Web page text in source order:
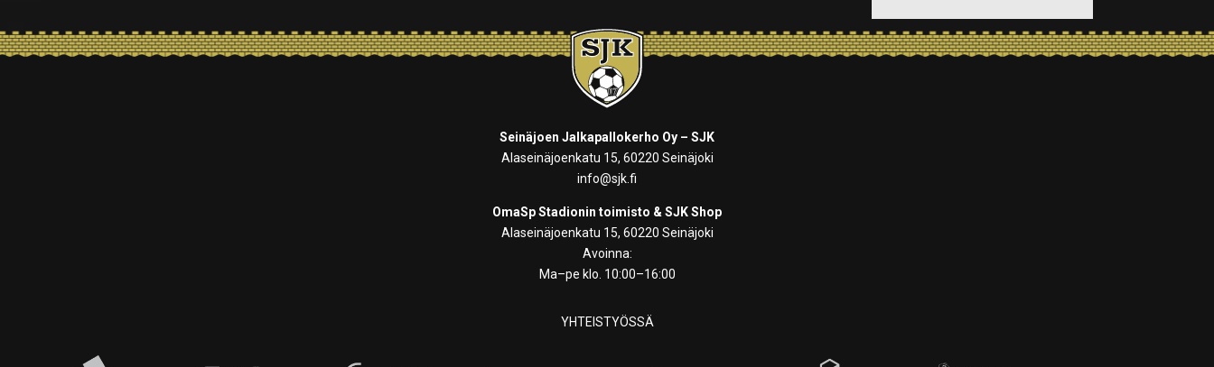
Seinäjoen Jalkapallokerho Oy – SJK
Alaseinäjoenkatu 15, 60220 Seinäjoki
info@sjk.fi
OmaSp Stadionin toimisto & SJK Shop
Alaseinäjoenkatu 15, 60220 Seinäjoki
Avoinna:
Ma–pe klo. 10:00–16:00
YHTEISTYÖSSÄ